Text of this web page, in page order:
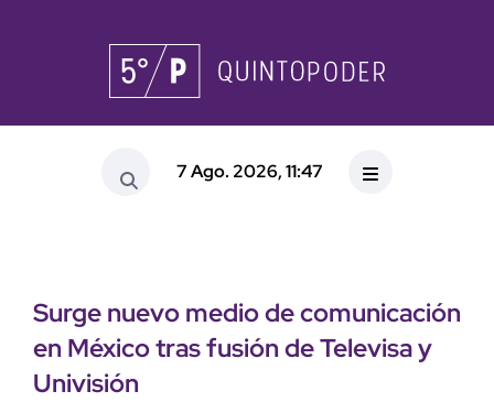
7 Ago. 2026, 11:47
Surge nuevo medio de comunicación
en México tras fusión de Televisa y
Univisión